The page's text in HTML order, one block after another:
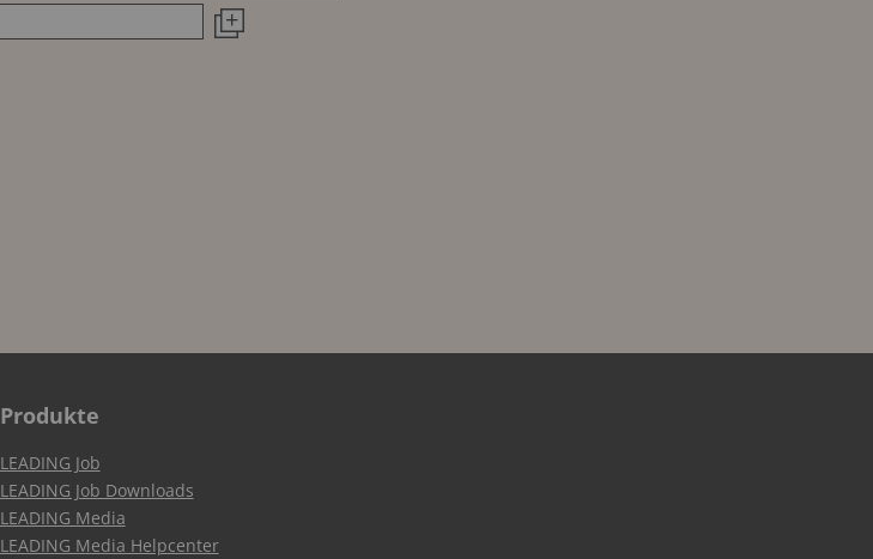
Produkte
LEADING Job
LEADING Job Downloads
LEADING Media
LEADING Media Helpcenter